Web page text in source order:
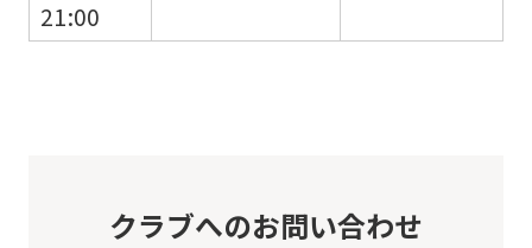
21:00
クラブへのお問い合わせ